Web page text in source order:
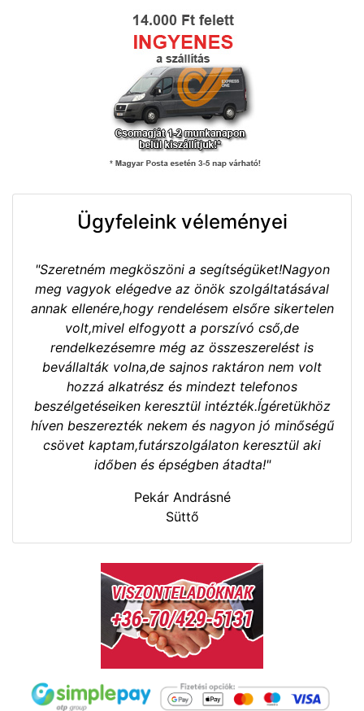
Ügyfeleink véleményei
"Szeretném megköszöni a segítségüket!Nagyon
meg vagyok elégedve az önök szolgáltatásával
annak ellenére,hogy rendelésem elsőre sikertelen
volt,mivel elfogyott a porszívó cső,de
rendelkezésemre még az összeszerelést is
bevállalták volna,de sajnos raktáron nem volt
hozzá alkatrész és mindezt telefonos
beszélgetéseiken keresztül intézték.Ígéretükhöz
híven beszerezték nekem és nagyon jó minőségű
csövet kaptam,futárszolgálaton keresztül aki
időben és épségben átadta!"
Pekár Andrásné
Süttő